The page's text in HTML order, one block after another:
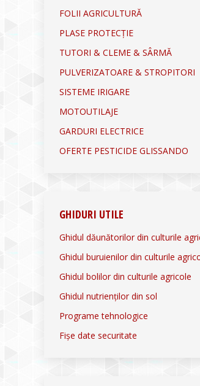
FOLII AGRICULTURĂ
PLASE PROTECȚIE
TUTORI & CLEME & SÂRMĂ
PULVERIZATOARE & STROPITORI
SISTEME IRIGARE
MOTOUTILAJE
GARDURI ELECTRICE
OFERTE PESTICIDE GLISSANDO
GHIDURI UTILE
Ghidul dăunătorilor din culturile
Ghidul buruienilor din culturile
Ghidul bolilor din culturile agricole
Ghidul nutrienților din sol
Programe tehnologice
Fișe date securitate